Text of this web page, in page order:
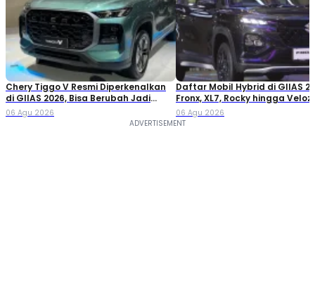
Chery Tiggo V Resmi Diperkenalkan
di GIIAS 2026, Bisa Berubah Jadi
Double Cabin
06 Agu 2026
Daftar Mobil Hybrid di GIIAS
Fronx, XL7, Rocky hingga Veloz!
06 Agu 2026